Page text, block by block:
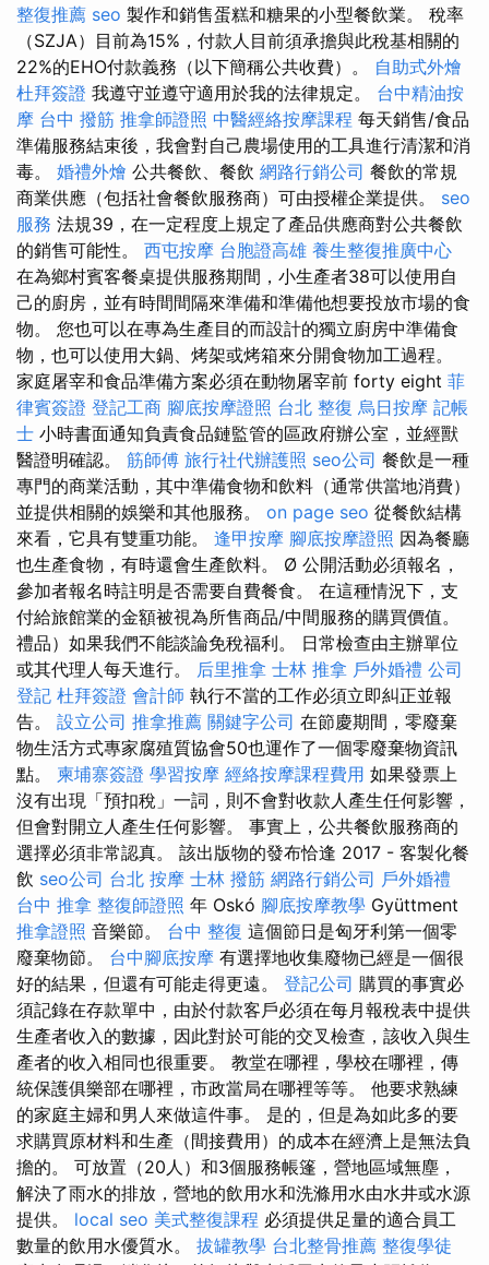
整復推薦 seo 製作和銷售蛋糕和糖果的小型餐飲業。 稅率
（SZJA）目前為15%，付款人目前須承擔與此稅基相關的
22%的EHO付款義務（以下簡稱公共收費）。 自助式外燴
杜拜簽證 我遵守並遵守適用於我的法律規定。 台中精油按
摩 台中 撥筋 推拿師證照 中醫經絡按摩課程 每天銷售/食品
準備服務結束後，我會對自己農場使用的工具進行清潔和消
毒。 婚禮外燴 公共餐飲、餐飲 網路行銷公司 餐飲的常規
商業供應（包括社會餐飲服務商）可由授權企業提供。 seo
服務 法規39，在一定程度上規定了產品供應商對公共餐飲
的銷售可能性。 西屯按摩 台胞證高雄 養生整復推廣中心
在為鄉村賓客餐桌提供服務期間，小生產者38可以使用自
己的廚房，並有時間間隔來準備和準備他想要投放市場的食
物。 您也可以在專為生產目的而設計的獨立廚房中準備食
物，也可以使用大鍋、烤架或烤箱來分開食物加工過程。
家庭屠宰和食品準備方案必須在動物屠宰前 forty eight 菲
律賓簽證 登記工商 腳底按摩證照 台北 整復 烏日按摩 記帳
士 小時書面通知負責食品鏈監管的區政府辦公室，並經獸
醫證明確認。 筋師傅 旅行社代辦護照 seo公司 餐飲是一種
專門的商業活動，其中準備食物和飲料（通常供當地消費）
並提供相關的娛樂和其他服務。 on page seo 從餐飲結構
來看，它具有雙重功能。 逢甲按摩 腳底按摩證照 因為餐廳
也生產食物，有時還會生產飲料。 Ø 公開活動必須報名，
參加者報名時註明是否需要自費餐食。 在這種情況下，支
付給旅館業的金額被視為所售商品/中間服務的購買價值。
禮品）如果我們不能談論免稅福利。 日常檢查由主辦單位
或其代理人每天進行。 后里推拿 士林 推拿 戶外婚禮 公司
登記 杜拜簽證 會計師 執行不當的工作必須立即糾正並報
告。 設立公司 推拿推薦 關鍵字公司 在節慶期間，零廢棄
物生活方式專家腐殖質協會50也運作了一個零廢棄物資訊
點。 柬埔寨簽證 學習按摩 經絡按摩課程費用 如果發票上
沒有出現「預扣稅」一詞，則不會對收款人產生任何影響，
但會對開立人產生任何影響。 事實上，公共餐飲服務商的
選擇必須非常認真。 該出版物的發布恰逢 2017 - 客製化餐
飲 seo公司 台北 按摩 士林 撥筋 網路行銷公司 戶外婚禮
台中 推拿 整復師證照 年 Oskó 腳底按摩教學 Gyüttment
推拿證照 音樂節。 台中 整復 這個節日是匈牙利第一個零
廢棄物節。 台中腳底按摩 有選擇地收集廢物已經是一個很
好的結果，但還有可能走得更遠。 登記公司 購買的事實必
須記錄在存款單中，由於付款客戶必須在每月報稅表中提供
生產者收入的數據，因此對於可能的交叉檢查，該收入與生
產者的收入相同也很重要。 教堂在哪裡，學校在哪裡，傳
統保護俱樂部在哪裡，市政當局在哪裡等等。 他要求熟練
的家庭主婦和男人來做這件事。 是的，但是為如此多的要
求購買原材料和生產（間接費用）的成本在經濟上是無法負
擔的。 可放置（20人）和3個服務帳篷，營地區域無塵，
解決了雨水的排放，營地的飲用水和洗滌用水由水井或水源
提供。 local seo 美式整復課程 必須提供足量的適合員工
數量的飲用水優質水。 拔罐教學 台北整骨推薦 整復學徒